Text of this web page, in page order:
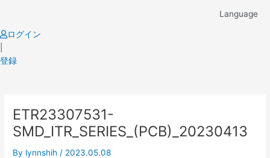
content
Language
ログイン
登録
ETR23307531-
SMD_ITR_SERIES_(PCB)_20230413
By lynnshih / 2023.05.08
navigation